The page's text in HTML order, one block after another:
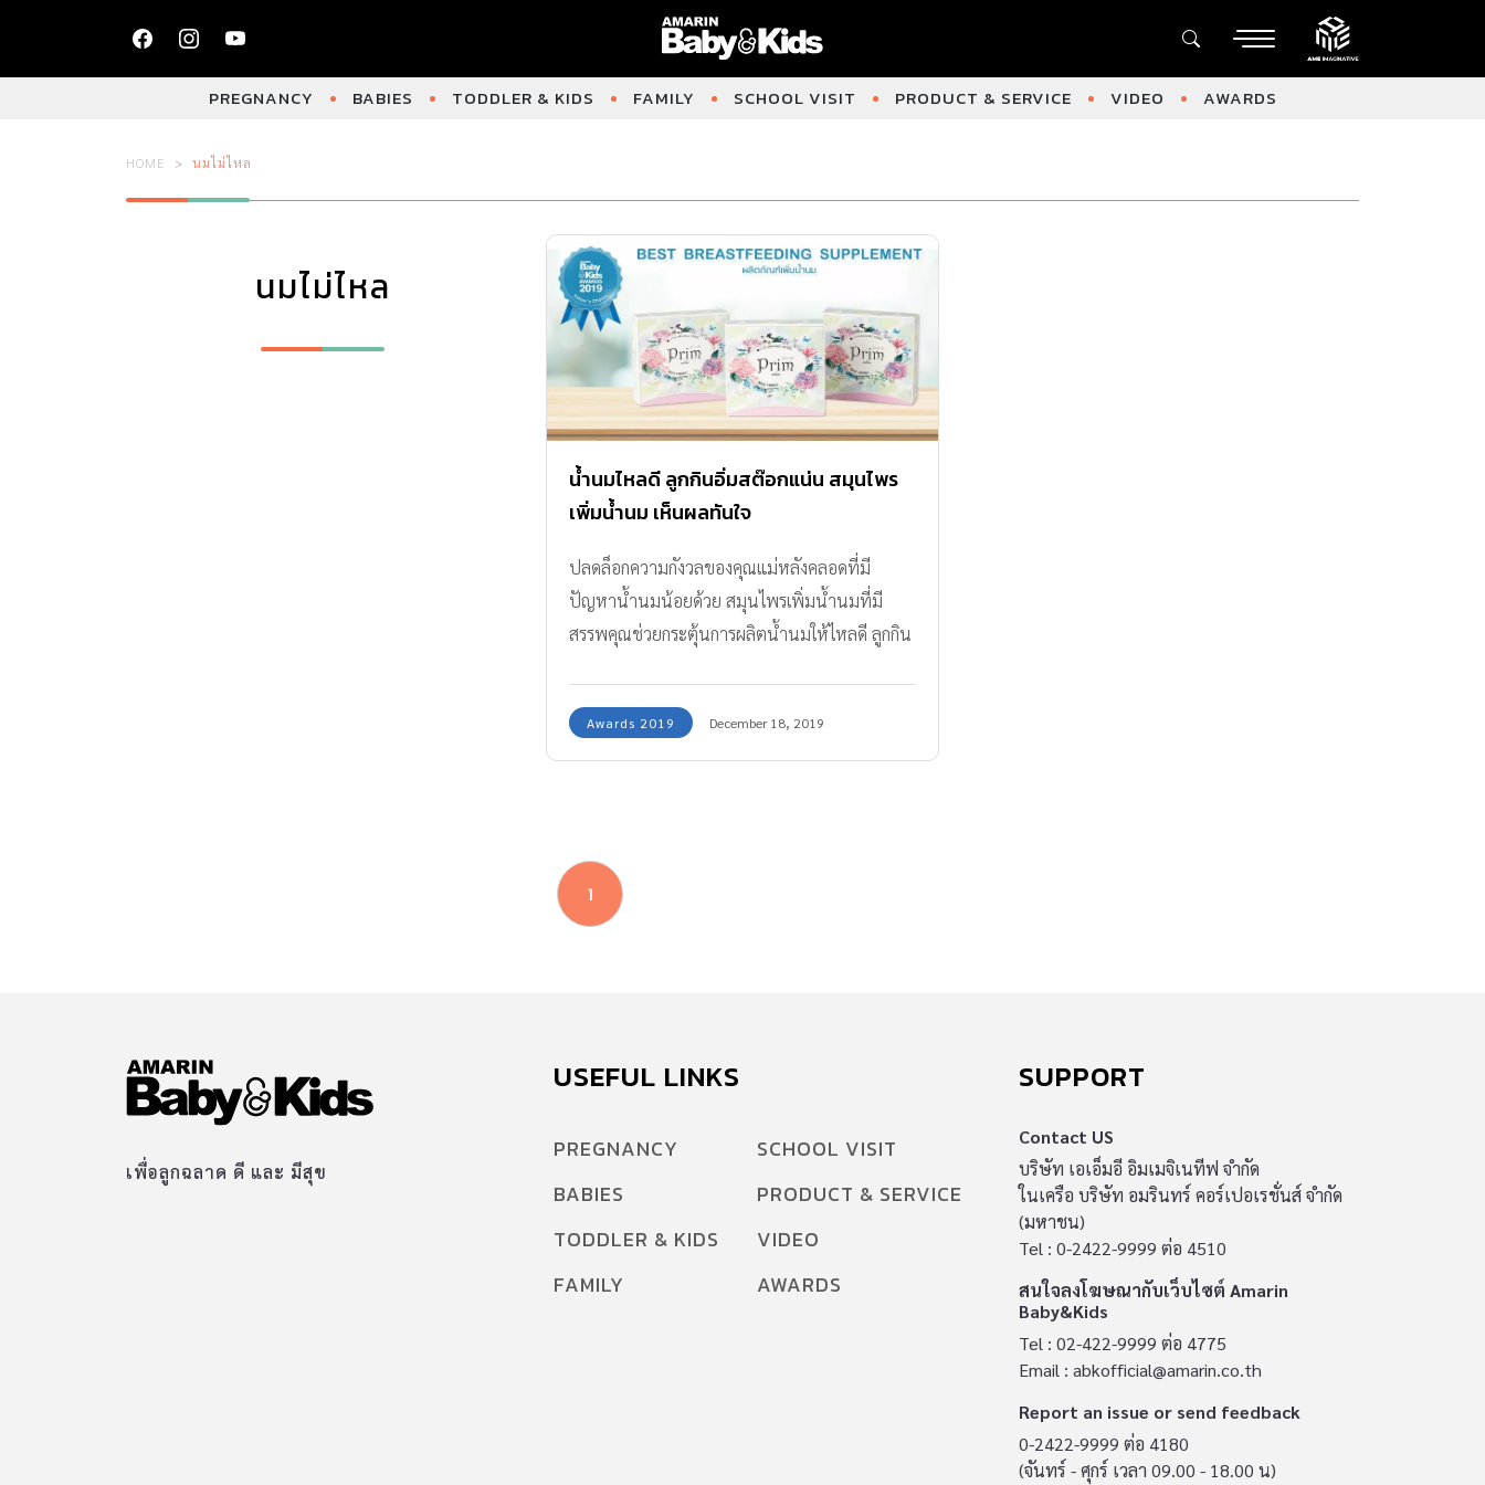
PREGNANCY BABIES TODDLER & KIDS FAMILY SCHOOL VISIT PRODUCT & SERVICE VIDEO AWARDS
HOME นมไม่ไหล
นมไม่ไหล
น้ำนมไหลดี ลูกกินอิ่มสต๊อกแน่น สมุนไพร
เพิ่มน้ำนม เห็นผลทันใจ
ปลดล็อกความกังวลของคุณแม่หลังคลอดที่มี
ปัญหาน้ำนมน้อยด้วย สมุนไพรเพิ่มน้ำนมที่มี
สรรพคุณช่วยกระตุ้นการผลิตน้ำนมให้ไหลดี ลูกกิน
Awards 2019 December 18, 2019
1
เพื่อลูกฉลาด ดี และ มีสุข
USEFUL LINKS
PREGNANCY
BABIES
TODDLER & KIDS
FAMILY
SCHOOL VISIT
PRODUCT & SERVICE
VIDEO
AWARDS
SUPPORT
Contact US
บริษัท เอเอ็มอี อิมเมจิเนทีฟ จำกัด
ในเครือ บริษัท อมรินทร์ คอร์เปอเรชั่นส์ จำกัด
(มหาชน)
Tel : 0-2422-9999 ต่อ 4510
สนใจลงโฆษณากับเว็บไซต์ Amarin
Baby&Kids
Tel : 02-422-9999 ต่อ 4775
Email : abkofficial@amarin.co.th
Report an issue or send feedback
0-2422-9999 ต่อ 4180
(จันทร์ - ศุกร์ เวลา 09.00 - 18.00 น)